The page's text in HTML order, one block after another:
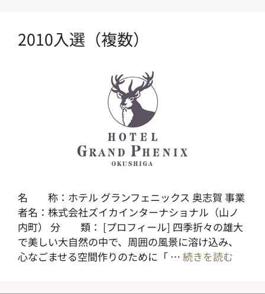
2010入選（複数）
名 称：ホテル グランフェニックス 奥志賀 事業
者名：株式会社ズイカインターナショナル（山ノ
内町） 分 類： [プロフィール] 四季折々の雄大
で美しい大自然の中で、周囲の風景に溶け込み、
心なごませる空間作りのために「 … 続きを読む